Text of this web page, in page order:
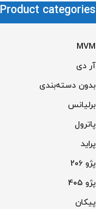
Product categories
MVM
آر دی
بدون دسته‌بندی
برلیانس
پاترول
پراید
پژو 206
پژو 405
پیکان